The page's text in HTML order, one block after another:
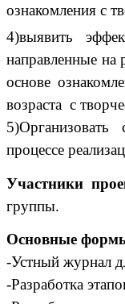
ознакомления с
4)выявить
направленные на
основе
возраста с
процессе
Участники
группы.
Основные
-Устный журнал
-Разработка